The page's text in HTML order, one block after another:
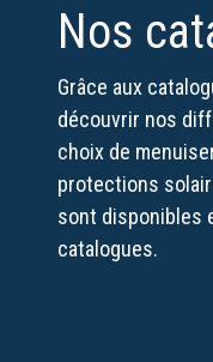
Nos
Grâce aux
découvrir nos
choix de
protections
sont disponibles
catalogues.